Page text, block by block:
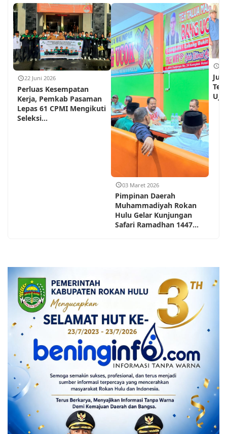
22 Juni 2026
Perluas Kesempatan
Kerja, Pemkab Pasaman
Lepas 61 CPMI Mengikuti
Seleksi...
03 Maret 2026
Pimpinan Daerah
Muhammadiyah Rokan
Hulu Gelar Kunjungan
Safari Ramadhan 1447...